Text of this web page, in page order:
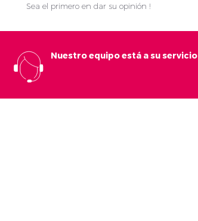
Sea el primero en dar su opinión !
Nuestro equipo está a su servicio